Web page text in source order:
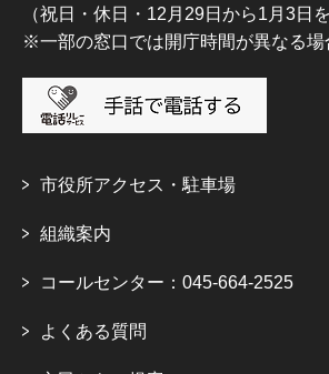
（祝日・休日・12月29日から1月3日を
※一部の窓口では開庁時間が異なる場
市役所アクセス・駐車場
組織案内
コールセンター：045-664-2525
よくある質問